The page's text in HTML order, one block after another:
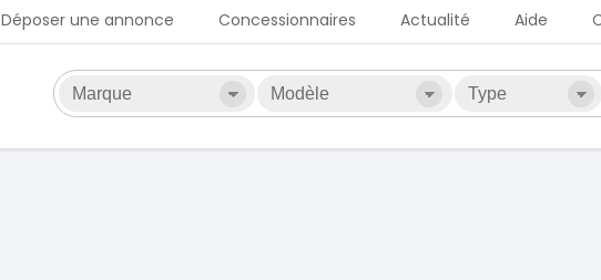
Déposer une annonce Concessionnaires Actualité Aide